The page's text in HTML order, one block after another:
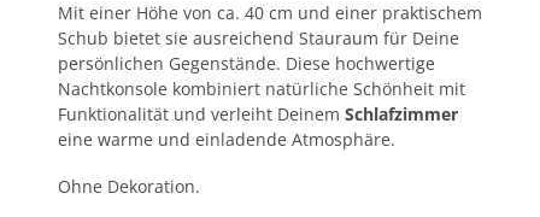
Mit einer Höhe von ca. 40 cm und einer praktischem
Schub bietet sie ausreichend Stauraum für Deine
persönlichen Gegenstände. Diese hochwertige
Nachtkonsole kombiniert natürliche Schönheit mit
Funktionalität und verleiht Deinem Schlafzimmer
eine warme und einladende Atmosphäre.
Ohne Dekoration.